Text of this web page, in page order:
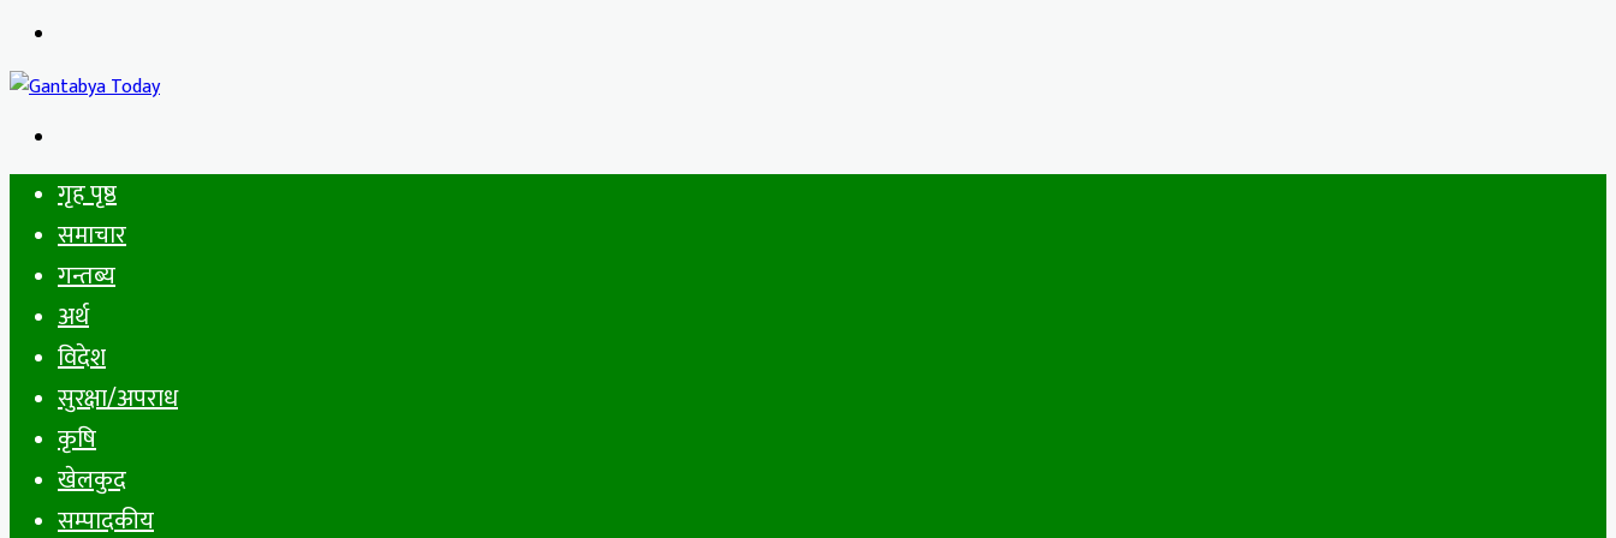
for
गृह पृष्ठ
समाचार
गन्तब्य
अर्थ
विदेश
सुरक्षा/अपराध
कृषि
खेलकुद
सम्पादकीय